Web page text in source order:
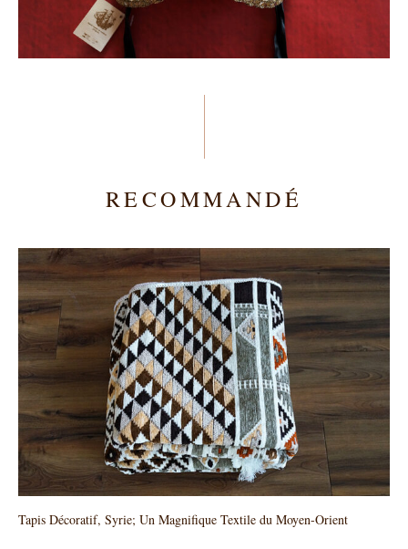
RECOMMANDÉ
Tapis Décoratif, Syrie; Un Magnifique Textile du Moyen-Orient